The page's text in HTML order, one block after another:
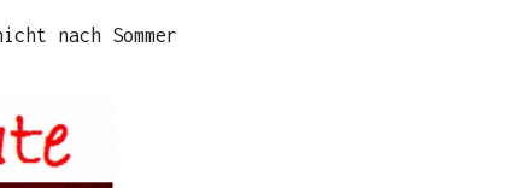
nach Sommer